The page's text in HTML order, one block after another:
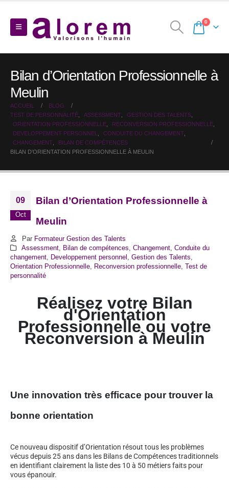
0
Bilan d’Orientation Professionnelle à
Meulin
ACCUEIL
BLOG
TEST DE PERSONNALITÉ
ASSESSMENT GESTION DES TALENTS
ORIENTATION PROFESSIONNELLE
RECONVERSION PROFESSIONNELLE
DEVELOPPEMENT PERSONNEL
CONDUITE DU CHANGEMENT
CHANGEMENT
BILAN DE COMPÉTENCES
BILAN D’ORIENTATION PROFESSIONNELLE À MEULIN
09
Oct
Bilan d’Orientation Professionnelle à
Meulin
Par Formateur Gestion des Talents
Assessment, Bilan de compétences Changement, Conduite du
changement
Developpement personnel Gestion des Talents
Orientation Professionnelle
Reconversion professionnelle Test de
personnalité
Réalisez votre Bilan
d'Orientation
Professionnelle ou votre
Reconversion àMeulin
Une innovation très efficace pour trouver la
bonne orientation
Ce nouveau dispositif d’Orientation résout tous les problèmes
vécus depuis 25 ans dans les Bilans de Compétences traditionnels
en identifiant clairement la liste des 10 à 50 métiers faits pour
vous épanouir.